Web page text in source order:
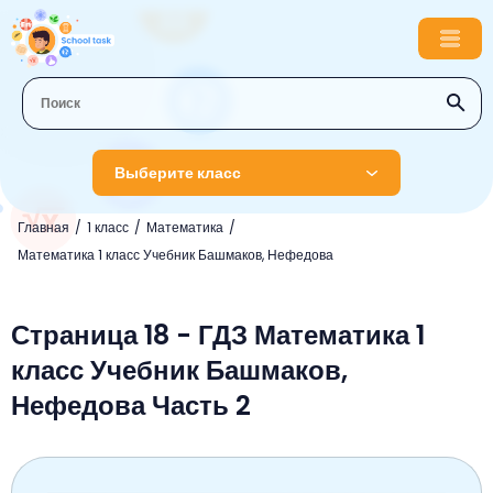
Выберите класс
Главная 1 класс
Математика
Математика 1 класс Учебник Башмаков, Нефедова
1 класс
Русский язык
Литературное чтение
Окружающий мир
Математика
Математика
Английский язык
Информатика
Литературное чтение
3 класс
Музыка
Окружающий мир
4 класс
Страница 18 - ГДЗ Математика 1
класс Учебник Башмаков,
Нефедова Часть 2